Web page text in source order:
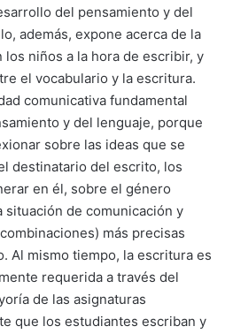
del pensamiento y del
además, expone acerca de la
niños a la hora de escribir, y
el vocabulario y la escritura.
comunicativa fundamental
y del lenguaje, porque
sobre las ideas que se
destinatario del escrito, los
en él, sobre el género
situación de comunicación y
más precisas
Al mismo tiempo, la escritura es
requerida a través del
de las asignaturas
que los estudiantes escriban y